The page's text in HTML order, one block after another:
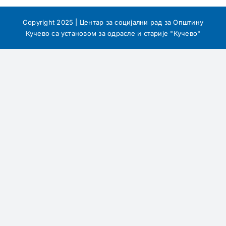
Copyright 2025 | Центар за социјални рад за Општину
Кучево са установом за одрасле и старије "Кучево"